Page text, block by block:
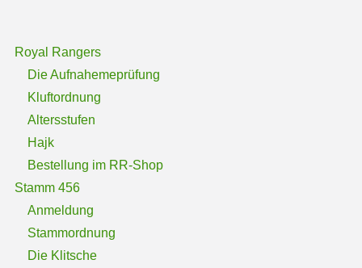
Royal Rangers
Die Aufnahemeprüfung
Kluftordnung
Altersstufen
Hajk
Bestellung im RR-Shop
Stamm 456
Anmeldung
Stammordnung
Die Klitsche